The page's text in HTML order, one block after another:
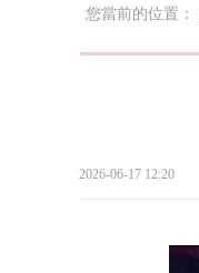
您當前的位置：
2026-06-17 12:20